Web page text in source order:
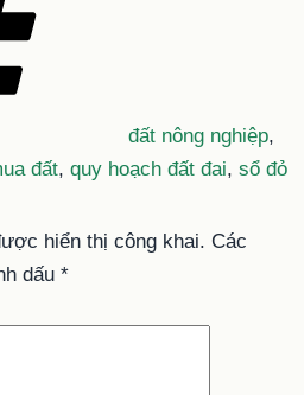
đất nông nghiệp,
đất, quy hoạch đất đai, sổ đỏ
hiển thị công khai. Các
dấu *